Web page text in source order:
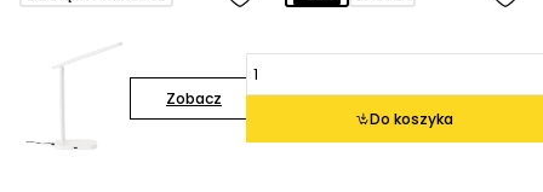
Zobacz
Do koszyka